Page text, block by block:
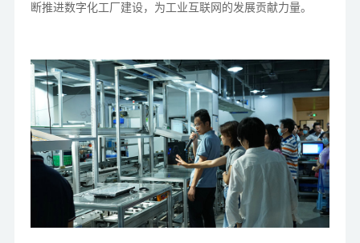
断推进数字化工厂建设，为工业互联网的发展贡献力量。